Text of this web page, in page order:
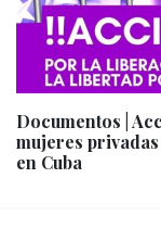
Documentos |
mujeres
en Cuba